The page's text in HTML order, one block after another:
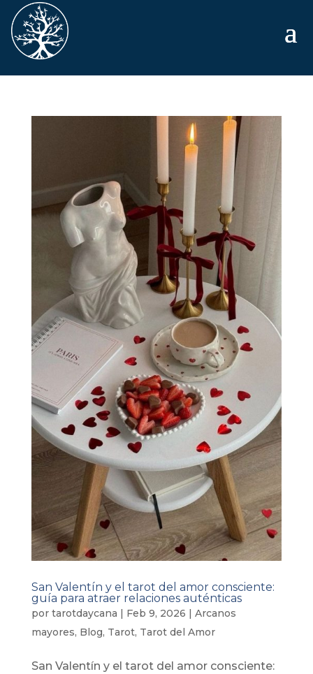
San Valentín y el tarot del amor consciente:
guía para atraer relaciones auténticas
por tarotdaycana | Feb 9, 2026 | Arcanos
mayores, Blog, Tarot, Tarot del Amor
San Valentín y el tarot del amor consciente: